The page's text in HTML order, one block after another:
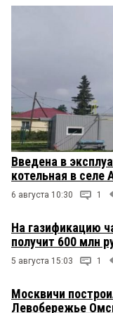
Введена в
котельная в селе
6 августа 10:30 1
На газификацию
получит 600 млн
5 августа 15:03 1
Москвичи
Левобережье